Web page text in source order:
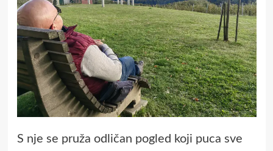
S nje se pruža odličan pogled koji puca sve